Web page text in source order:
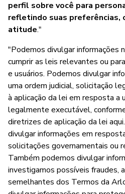
perfil sobre você para
refletindo suas preferências,
atitude."
"Podemos divulgar informações
cumprir as leis relevantes ou
e usuários. Podemos divulgar
uma ordem judicial, solicitação
à aplicação da lei em resposta a
legalmente executável,
diretrizes de aplicação da lei
divulgar informações em
solicitações governamentais ou
Também podemos divulgar
investigamos possíveis fraudes,
semelhantes dos Termos da